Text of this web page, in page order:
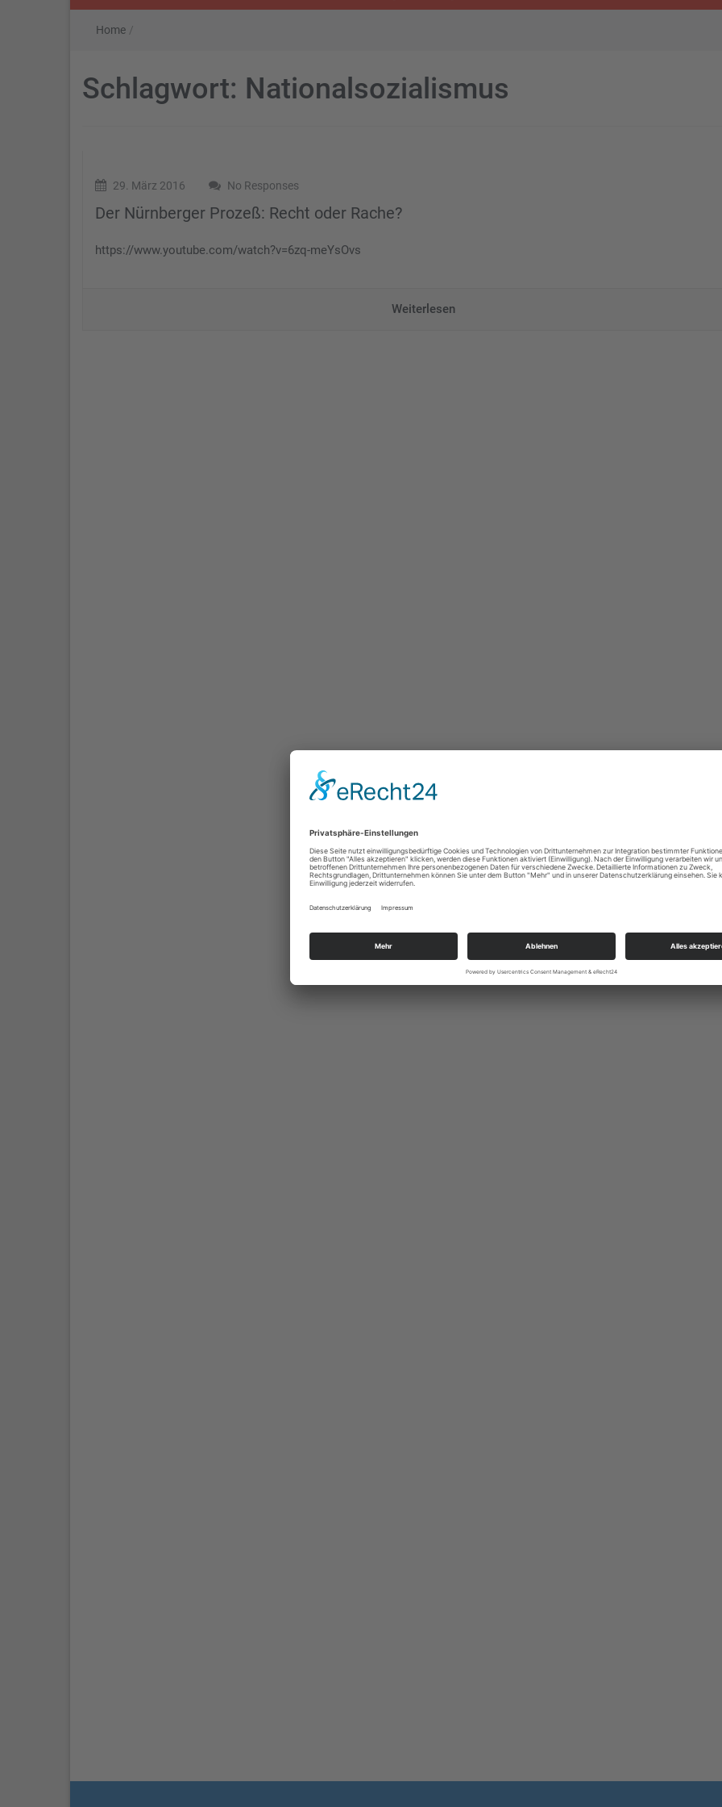
Home /
Schlagwort: Nationalsozialismus
29. März 2016 No Responses
Der Nürnberger Prozeß: Recht oder Rache?
https://www.youtube.com/watch?v=6zq-meYsOvs
Weiterlesen